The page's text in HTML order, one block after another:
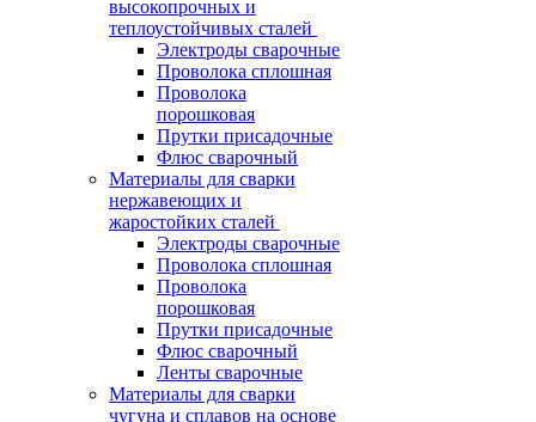
высокопрочных и
теплоустойчивых сталей
Электроды сварочные
Проволока сплошная
Проволока
порошковая
Прутки присадочные
Флюс сварочный
Материалы для сварки
нержавеющих и
жаростойких сталей
Электроды сварочные
Проволока сплошная
Проволока
порошковая
Прутки присадочные
Флюс сварочный
Ленты сварочные
Материалы для сварки
чугуна и сплавов на основе